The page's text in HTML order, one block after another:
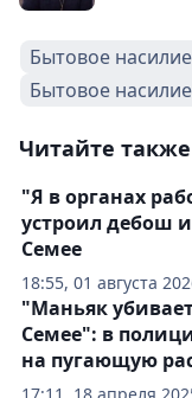
Бытовое насилие
Бытовое насилие
Читайте также
18:55, 01 августа
"Я в органах
устроил дебош
Семее
"Маньяк
Семее": в
на пугающую